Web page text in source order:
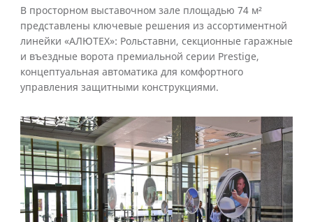
В просторном выставочном зале площадью 74 м²
представлены ключевые решения из ассортиментной
линейки «АЛЮТЕХ»: Рольставни, секционные гаражные
и въездные ворота премиальной серии Prestige,
концептуальная автоматика для комфортного
управления защитными конструкциями.